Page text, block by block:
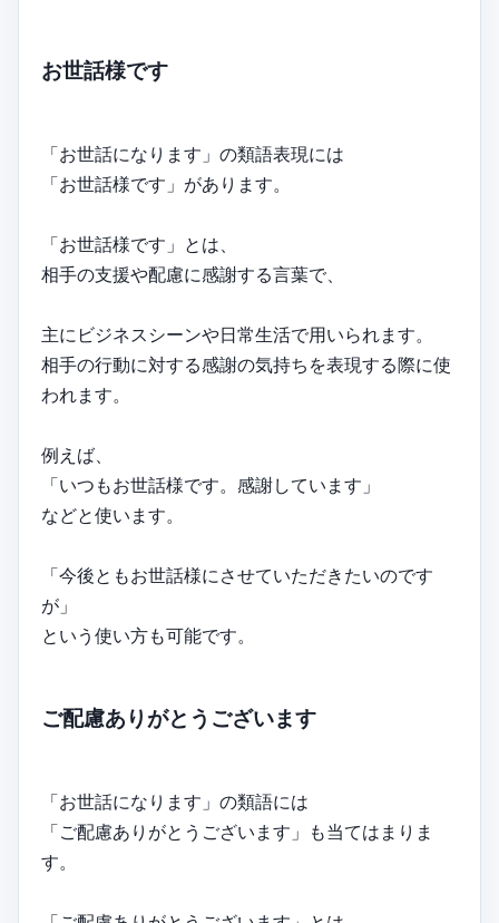
お世話様です
「お世話になります」の類語表現には
「お世話様です」があります。
「お世話様です」とは、
相手の支援や配慮に感謝する言葉で、
主にビジネスシーンや日常生活で用いられます。
相手の行動に対する感謝の気持ちを表現する際に使
われます。
例えば、
「いつもお世話様です。感謝しています」
などと使います。
「今後ともお世話様にさせていただきたいのです
が」
という使い方も可能です。
ご配慮ありがとうございます
「お世話になります」の類語には
「ご配慮ありがとうございます」も当てはまりま
す。